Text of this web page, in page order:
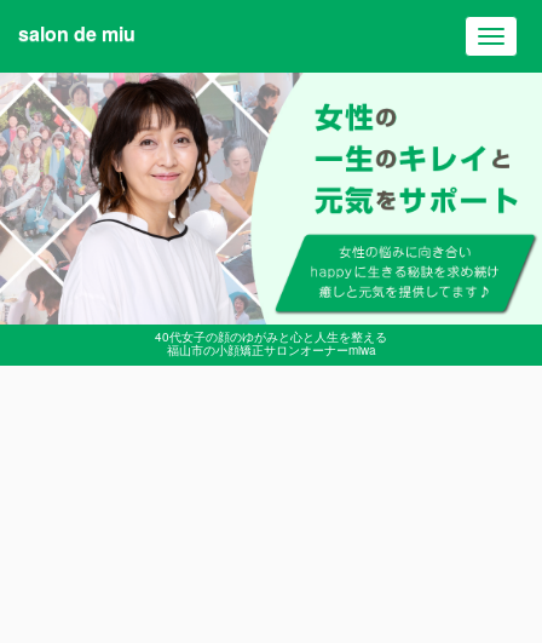
40代女子の顔のゆがみと心と人生を整える
福山市の小顔矯正サロンオーナーmiwa
salon de miu